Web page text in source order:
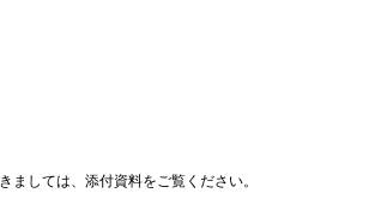
ましては、添付資料をご覧ください。